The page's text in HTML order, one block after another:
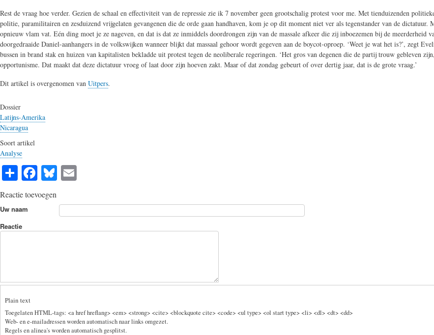
Rest de vraag hoe verder. Gezien de schaal en effectiviteit van de repressie zie ik 7 november geen grootschalig protest voor me. Met tienduizenden
politie, paramilitairen en zesduizend vrijgelaten gevangenen die de orde gaan handhaven, kom je op dit moment niet ver als tegenstander van de
opnieuw vlam vat. Eén ding moet je ze nageven, en dat is dat ze inmiddels doordrongen zijn van de massale afkeer die zij inboezemen bij de meerderheid
doorgedraaide Daniel-aanhangers in de volkswijken wanneer blijkt dat massaal gehoor wordt gegeven aan de boycot-oproep. ‘Weet je wat het is?’, zegt
bussen in brand stak en huizen van kapitalisten bekladde uit protest tegen de neoliberale regeringen. ‘Het gros van degenen die de partij trouw gebleven
opportunisme. Dat maakt dat deze dictatuur vroeg of laat door zijn hoeven zakt. Maar of dat zondag gebeurt of over dertig jaar, dat is de grote vraag.’
Dit artikel is overgenomen van Uitpers.
Dossier
Latijns-Amerika
Nicaragua
Soort artikel
Analyse
S
ha
re
Fa
ce
bo
Bl
ue
sk
y
ail
Reactie toevoegen
Uw naam
Reactie
Plain text
Toegelaten HTML-tags: <a href hreflang> <em> <strong> <cite> <blockquote cite> <code> <ul type> <ol start type> <li> <dl> <dt> <dd>
Web- en e-mailadressen worden automatisch naar links omgezet.
Regels en alinea's worden automatisch gesplitst.